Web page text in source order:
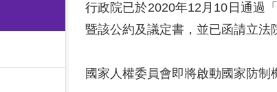
行政院已於2020年12月10日通過
暨該公約及議定書，並已函請立法
國家人權委員會即將啟動國家防制